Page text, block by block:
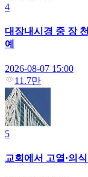
4
대장내시경 중 장
예
2026-08-07 15:00
11.7만
5
교회에서 고열·의